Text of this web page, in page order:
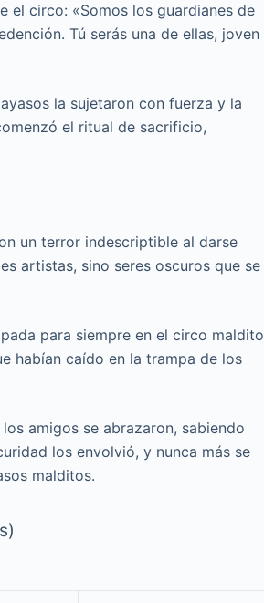
el circo: «Somos los guardianes de
Tú serás una de ellas, joven
la sujetaron con fuerza y la
el ritual de sacrificio,
un terror indescriptible al darse
artistas, sino seres oscuros que se
para siempre en el circo
habían caído en la trampa de los
amigos se abrazaron, sabiendo
los envolvió, y nunca más se
malditos.